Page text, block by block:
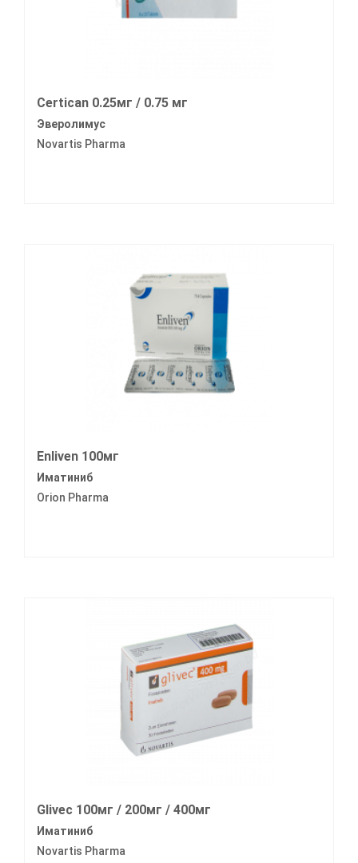
Certican 0.25мг / 0.75 мг
Эверолимус
Novartis Pharma
Enliven 100мг
Иматиниб
Orion Pharma
Glivec 100мг / 200мг / 400мг
Иматиниб
Novartis Pharma